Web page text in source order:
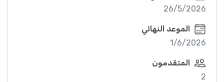
26/5/2026
الموعد النهائي
1/6/2026
المتقدمون
2